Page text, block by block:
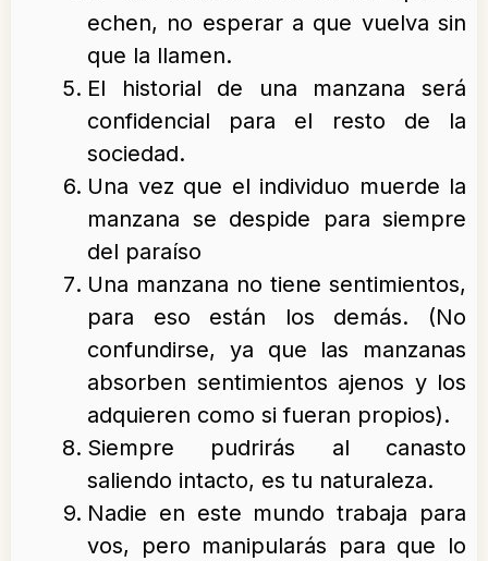
echen, no esperar a que vuelva sin
que la llamen.
El historial de una manzana será
confidencial para el resto de la
sociedad.
Una vez que el individuo muerde la
manzana se despide para siempre
del paraíso
Una manzana no tiene sentimientos,
para eso están los demás. (No
confundirse, ya que las manzanas
absorben sentimientos ajenos y los
adquieren como si fueran propios).
Siempre pudrirás al canasto
saliendo intacto, es tu naturaleza.
Nadie en este mundo trabaja para
vos, pero manipularás para que lo